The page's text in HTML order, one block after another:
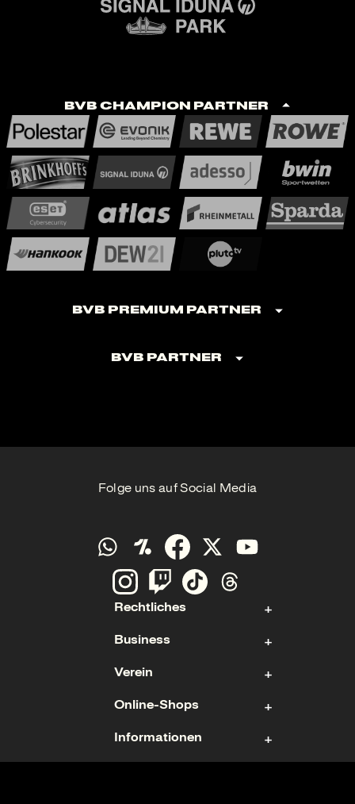
BVB Champion Partner
BVB Premium Partner
BVB Partner
Folge uns auf Social Media
Rechtliches
Kontakt
Impressum
Datenschutz
Cookies
Business
Aktie
Sponsoring & Hospitality
Geschäftsführung
Verein
Fan- und Förderabteilung
Mitgliedschaft
Online-Shops
Ticketshop
Informationen